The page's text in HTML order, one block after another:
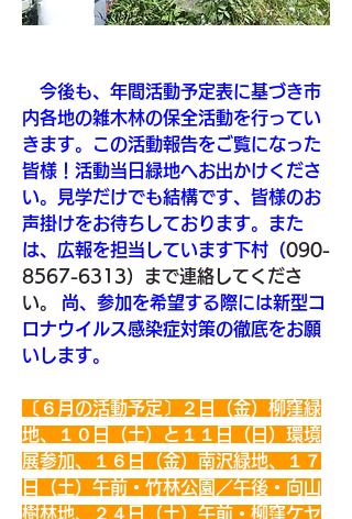
今後も、年間活動予定表に基づき市
内各地の雑木林の保全活動を行ってい
きます。この活動報告をご覧になった
皆様！活動当日緑地へお出かけくださ
い。見学だけでも結構です、皆様のお
声掛けをお待ちしております。また
は、広報を担当しています下村（090-
8567-6313）まで連絡してくださ
い。
尚、参加を希望する際には新型コ
ロナウイルス感染症対策の徹底をお願
いします。
〔６月の活動予定〕２日（金）柳窪緑
地、１０日（土）と１１日（日）環境
展参加、１６日（金）南沢緑地、１７
日（土）午前・竹林公園／午後・向山
樹林地、２４日（土）午前・柳窪ケヤ